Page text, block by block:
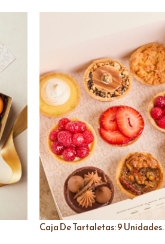
Caja De Tartaletas: 9 Unidades.